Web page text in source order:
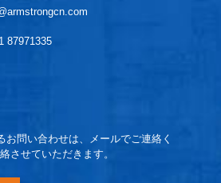
87971335
お問い合わせは、メールでご連絡く
させていただきます。